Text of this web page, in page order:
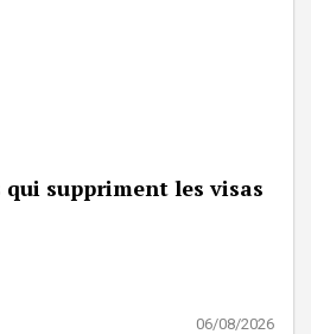
qui suppriment les visas
06/08/2026